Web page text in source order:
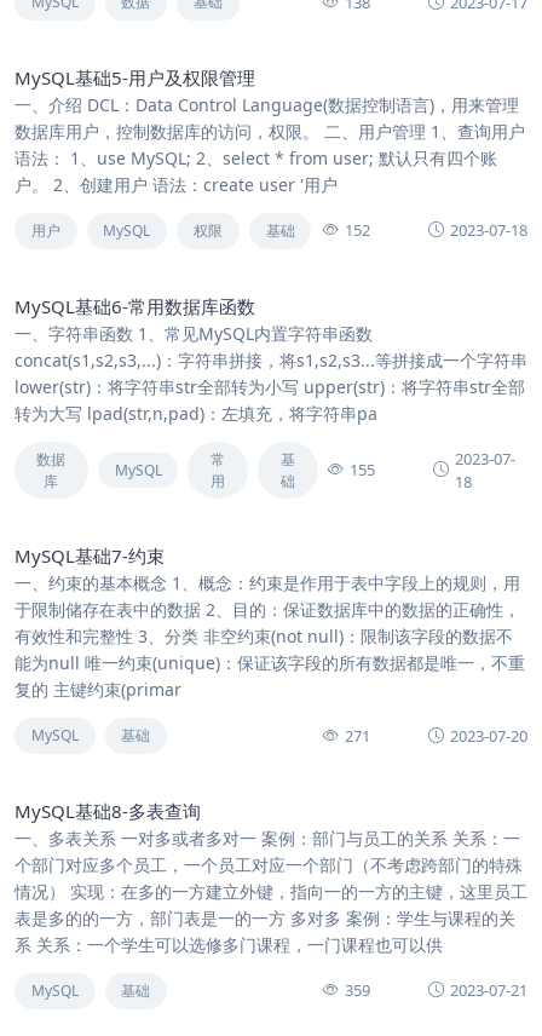
MySQL基础5-用户及权限管理
一、介绍 DCL：Data Control Language(数据控制语言)，用来管理
数据库用户，控制数据库的访问，权限。 二、用户管理 1、查询用户
语法： 1、use MySQL; 2、select * from user; 默认只有四个账
户。 2、创建用户 语法：create user '用户
用户 MySQL 权限 基础 152 2023-07-18
MySQL基础6-常用数据库函数
一、字符串函数 1、常见MySQL内置字符串函数
concat(s1,s2,s3,...)：字符串拼接，将s1,s2,s3...等拼接成一个字符串
lower(str)：将字符串str全部转为小写 upper(str)：将字符串str全部
转为大写 lpad(str,n,pad)：左填充，将字符串pa
数据
库
MySQL
常
用
基
础
155
2023-07-
18
MySQL基础7-约束
一、约束的基本概念 1、概念：约束是作用于表中字段上的规则，用
于限制储存在表中的数据 2、目的：保证数据库中的数据的正确性，
有效性和完整性 3、分类 非空约束(not null)：限制该字段的数据不
能为null 唯一约束(unique)：保证该字段的所有数据都是唯一，不重
复的 主键约束(primar
MySQL 基础 271 2023-07-20
MySQL基础8-多表查询
一、多表关系 一对多或者多对一 案例：部门与员工的关系 关系：一
个部门对应多个员工，一个员工对应一个部门（不考虑跨部门的特殊
情况） 实现：在多的一方建立外键，指向一的一方的主键，这里员工
表是多的的一方，部门表是一的一方 多对多 案例：学生与课程的关
系 关系：一个学生可以选修多门课程，一门课程也可以供
MySQL 基础 359 2023-07-21